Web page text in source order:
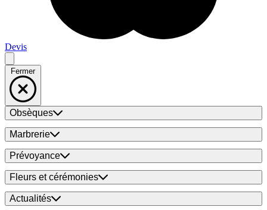
Devis
Fermer
Obsèques
Marbrerie
Prévoyance
Fleurs et cérémonies
Actualités